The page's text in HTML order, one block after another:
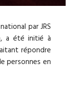
par JRS
a été initié à
répondre
personnes en